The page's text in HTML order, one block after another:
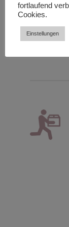
fortlaufend
Cookies.
Einstellungen